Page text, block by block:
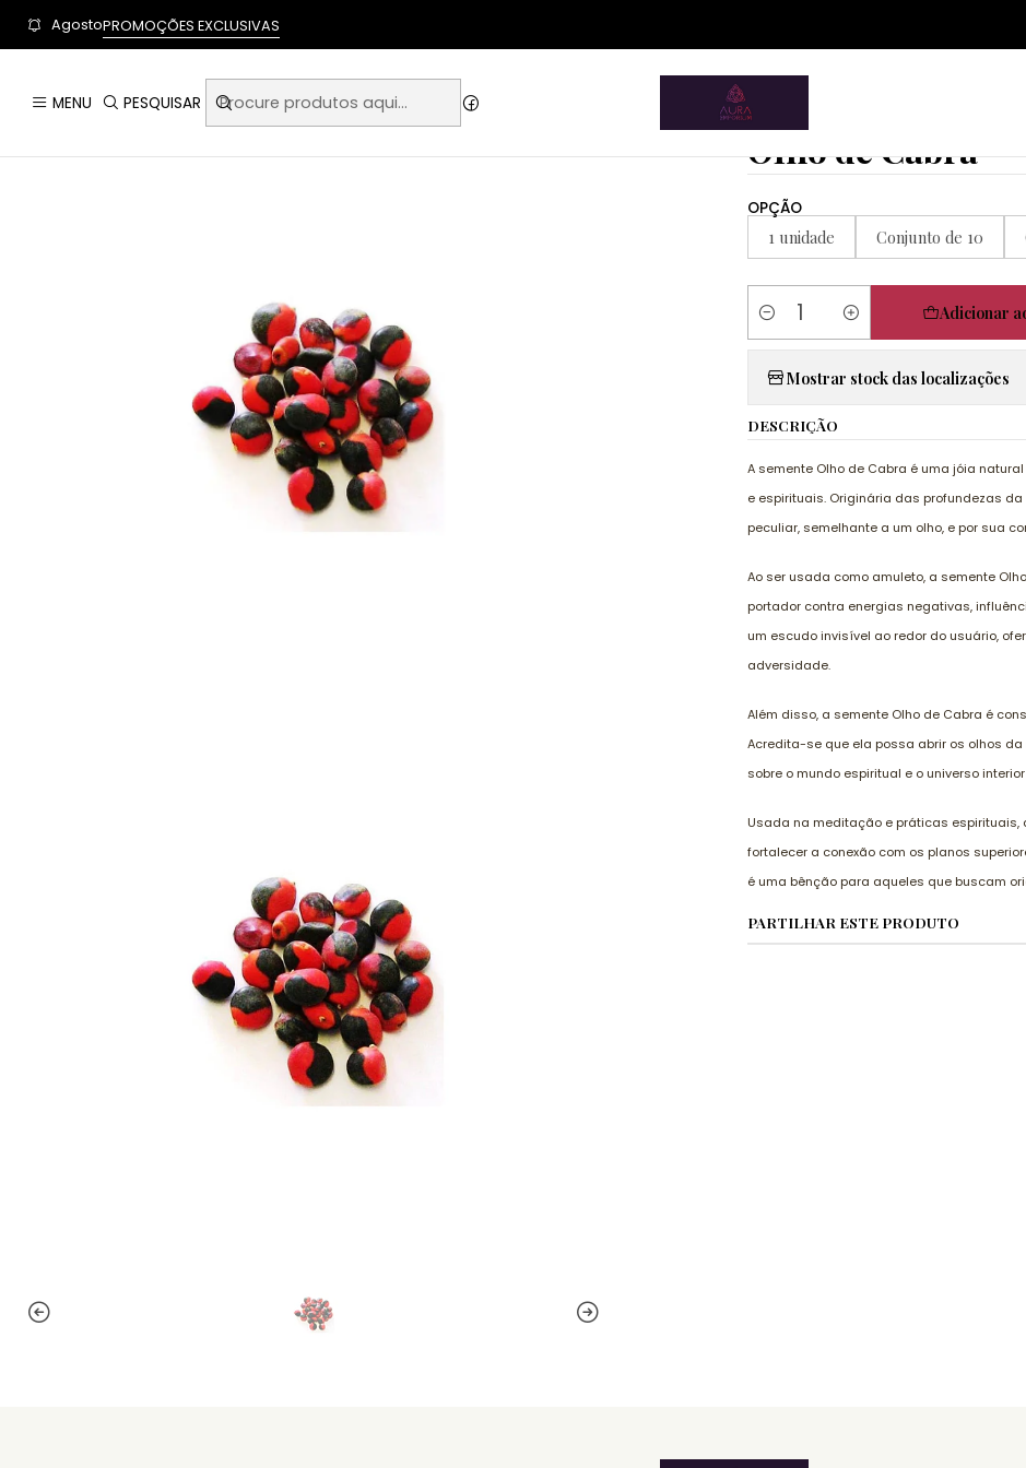
User-agent: * Allow: / Sitemap: https://www.auraemporium.pt/sitemap.xml
MENU PESQUISAR
AgostoPROMOÇÕES EXCLUSIVAS
Início
Artigos Esotéricos Amuletos OIho de Cabra
|
OIho de Cabra
OPÇÃO
1 unidade Conjunto de 10
Quantidade
Adicionar
Mostrar stock das localizações
DESCRIÇÃO
A semente Olho de Cabra é uma jóia
e espirituais. Originária das profundezas
peculiar, semelhante a um olho, e por sua
Ao ser usada como amuleto, a semente
portador contra energias negativas,
um escudo invisível ao redor do usuário,
adversidade.
Além disso, a semente Olho de Cabra é
Acredita-se que ela possa abrir os olhos
sobre o mundo espiritual e o universo
Usada na meditação e práticas espirituais,
fortalecer a conexão com os planos
é uma bênção para aqueles que buscam
PARTILHAR ESTE PRODUTO